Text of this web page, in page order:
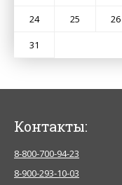
24 25 26
31
Контакты:
8-800-700-94-23
8-900-293-10-03